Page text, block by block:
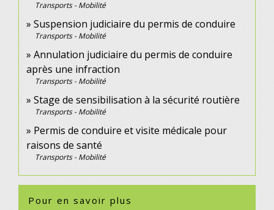
Transports - Mobilité
Suspension judiciaire du permis de conduire
Transports - Mobilité
Annulation judiciaire du permis de conduire
après une infraction
Transports - Mobilité
Stage de sensibilisation à la sécurité routière
Transports - Mobilité
Permis de conduire et visite médicale pour
raisons de santé
Transports - Mobilité
Pour en savoir plus